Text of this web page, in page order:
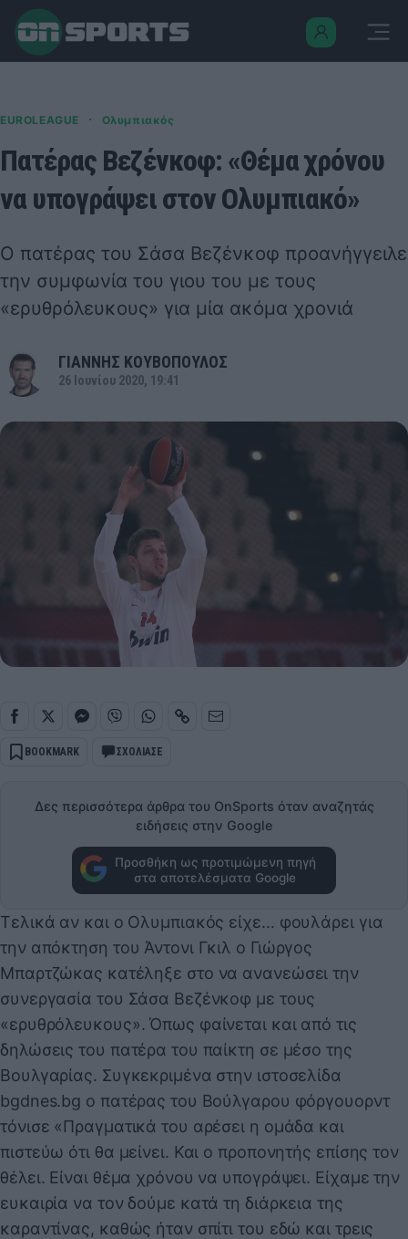
EUROLEAGUE · Ολυμπιακός
Πατέρας Βεζένκοφ: «Θέμα χρόνου
να υπογράψει στον Ολυμπιακό»
Ο πατέρας του Σάσα Βεζένκοφ προανήγγειλε
την συμφωνία του γιου του με τους
«ερυθρόλευκους» για μία ακόμα χρονιά
ΓΙΑΝΝΗΣ ΚΟΥΒΟΠΟΥΛΟΣ
26 Ιουνίου 2020, 19:41
BOOKMARK ΣΧΟΛΙΑΣΕ
Δες περισσότερα άρθρα του OnSports όταν αναζητάς
ειδήσεις στην Google
Προσθήκη ως προτιμώμενη πηγή
στα αποτελέσματα Google
Τελικά αν και ο Ολυμπιακός είχε… φουλάρει για
την απόκτηση του Άντονι Γκιλ ο Γιώργος
Μπαρτζώκας κατέληξε στο να ανανεώσει την
συνεργασία του Σάσα Βεζένκοφ με τους
«ερυθρόλευκους». Όπως φαίνεται και από τις
δηλώσεις του πατέρα του παίκτη σε μέσο της
Βουλγαρίας. Συγκεκριμένα στην ιστοσελίδα
bgdnes.bg ο πατέρας του Βούλγαρου φόργουορντ
τόνισε «Πραγματικά του αρέσει η ομάδα και
πιστεύω ότι θα μείνει. Και ο προπονητής επίσης τον
θέλει. Είναι θέμα χρόνου να υπογράψει. Είχαμε την
ευκαιρία να τον δούμε κατά τη διάρκεια της
καραντίνας, καθώς ήταν σπίτι του εδώ και τρεις